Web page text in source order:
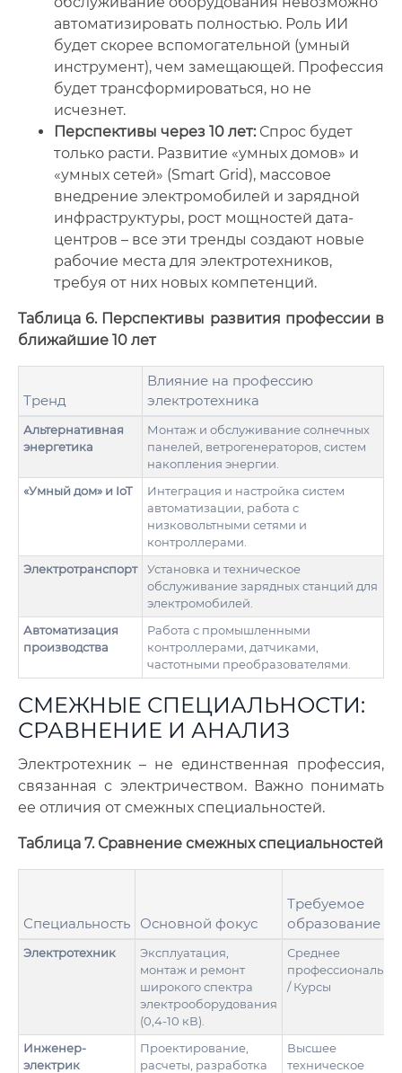
автоматизировать полностью. Роль ИИ
будет скорее вспомогательной (умный
инструмент), чем замещающей. Профессия
будет трансформироваться, но не
исчезнет.
Перспективы через 10 лет:Спрос будет
только расти. Развитие «умных домов» и
«умных сетей» (Smart Grid), массовое
внедрение электромобилей и зарядной
инфраструктуры, рост мощностей дата-
центров – все эти тренды создают новые
рабочие места для электротехников,
требуя от них новых компетенций.
Таблица 6. Перспективы развития профессии в
ближайшие 10 лет
Тренд
Влияние на профессию
электротехника
Альтернативная
энергетика
Монтаж и обслуживание солнечных
панелей, ветрогенераторов, систем
накопления энергии.
«Умный дом» и IoT
Интеграция и настройка систем
автоматизации, работа с
низковольтными сетями и
контроллерами.
Электротранспорт
Установка и техническое
обслуживание зарядных станций для
электромобилей.
Автоматизация
производства
Работа с промышленными
контроллерами, датчиками,
частотными преобразователями.
СМЕЖНЫЕ СПЕЦИАЛЬНОСТИ:
СРАВНЕНИЕ И АНАЛИЗ
Электротехник – не единственная профессия,
связанная с электричеством. Важно понимать
ее отличия от смежных специальностей.
Таблица 7. Сравнение смежных специальностей
Специальность Основной фокус
Требуемое
образование
Электротехник
Эксплуатация,
монтаж и ремонт
широкого спектра
электрооборудования
(0,4-10 кВ).
Среднее
/ Курсы
Инженер-
электрик
Проектирование,
расчеты, разработка
Высшее
техническое